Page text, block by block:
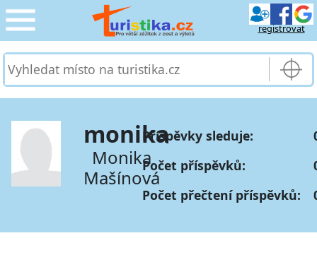
registrovat
CESTOVÁNÍ
SLUŽBY & DOPRAVA ›
PRO TURISTY ›
MOJE TURISTIKA ›
monika
Monika
Mašínová
Příspěvky sleduje:
Počet příspěvků:
Počet přečtení příspěvků: